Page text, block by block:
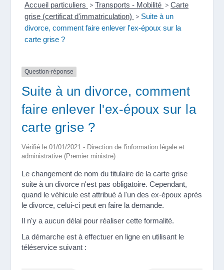
Accueil particuliers > Transports - Mobilité > Carte
grise (certificat d'immatriculation) > Suite à un
divorce, comment faire enlever l'ex-époux sur la
carte grise ?
Question-réponse
Suite à un divorce, comment
faire enlever l'ex-époux sur la
carte grise ?
Vérifié le 01/01/2021 - Direction de l'information légale et
administrative (Premier ministre)
Le changement de nom du titulaire de la carte grise
suite à un divorce n'est pas obligatoire. Cependant,
quand le véhicule est attribué à l'un des ex-époux après
le divorce, celui-ci peut en faire la demande.
Il n'y a aucun délai pour réaliser cette formalité.
La démarche est à effectuer en ligne en utilisant le
téléservice suivant :